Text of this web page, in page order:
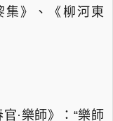
集》、《柳河東
·樂師》：“樂師